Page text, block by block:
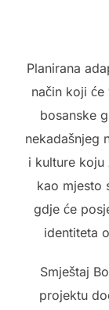
Planirana
način koji
bosanske
nekadašnjeg
i kulture koju
kao mjesto
gdje će
identiteta
Smještaj
projektu